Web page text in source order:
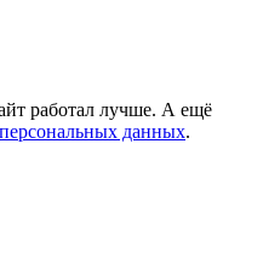
работал лучше. А ещё
персональных данных.